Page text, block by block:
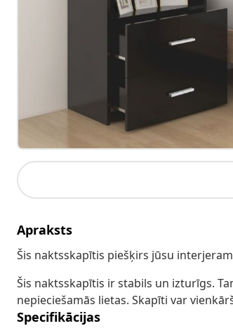
Apraksts
Šis naktsskapītis piešķirs jūsu
Šis naktsskapītis ir stabils un izturīgs.
nepieciešamās lietas. Skapīti var
Specifikācijas